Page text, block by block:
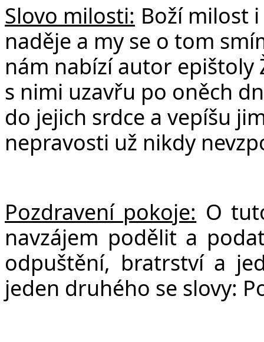
Slovo milosti: Boží milost
naděje a my se o tom
nám nabízí autor epištoly
s nimi uzavřu po oněch
do jejich srdce a vepíšu
nepravosti už nikdy
Pozdravení pokoje: O
navzájem podělit a
odpuštění, bratrství a
jeden druhého se slovy: